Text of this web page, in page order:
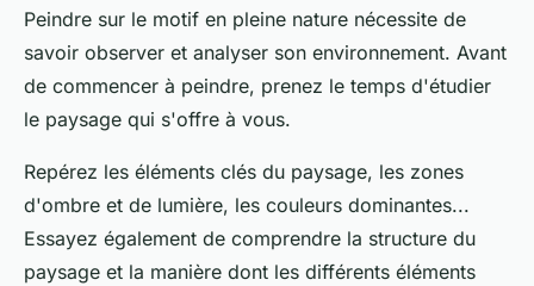
Peindre sur le motif en pleine nature nécessite de
savoir observer et analyser son environnement. Avant
de commencer à peindre, prenez le temps d'étudier
le paysage qui s'offre à vous.
Repérez les éléments clés du paysage, les zones
d'ombre et de lumière, les couleurs dominantes...
Essayez également de comprendre la structure du
paysage et la manière dont les différents éléments